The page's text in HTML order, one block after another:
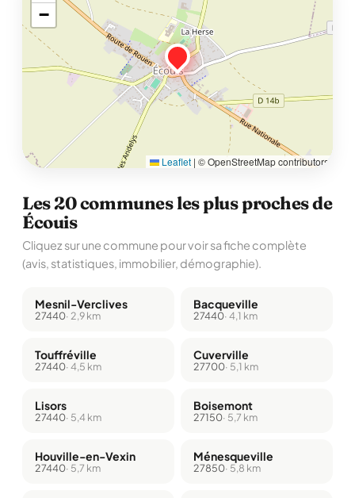
−
Leaflet | © OpenStreetMap contributors
Les 20 communes les plus proches de
Écouis
Cliquez sur une commune pour voir sa fiche complète
(avis, statistiques, immobilier, démographie).
Mesnil-Verclives
27440· 2,9 km
Bacqueville
27440· 4,1 km
Touffréville
27440· 4,5 km
Cuverville
27700· 5,1 km
Lisors
27440· 5,4 km
Boisemont
27150· 5,7 km
Houville-en-Vexin
27440· 5,7 km
Ménesqueville
27850· 5,8 km